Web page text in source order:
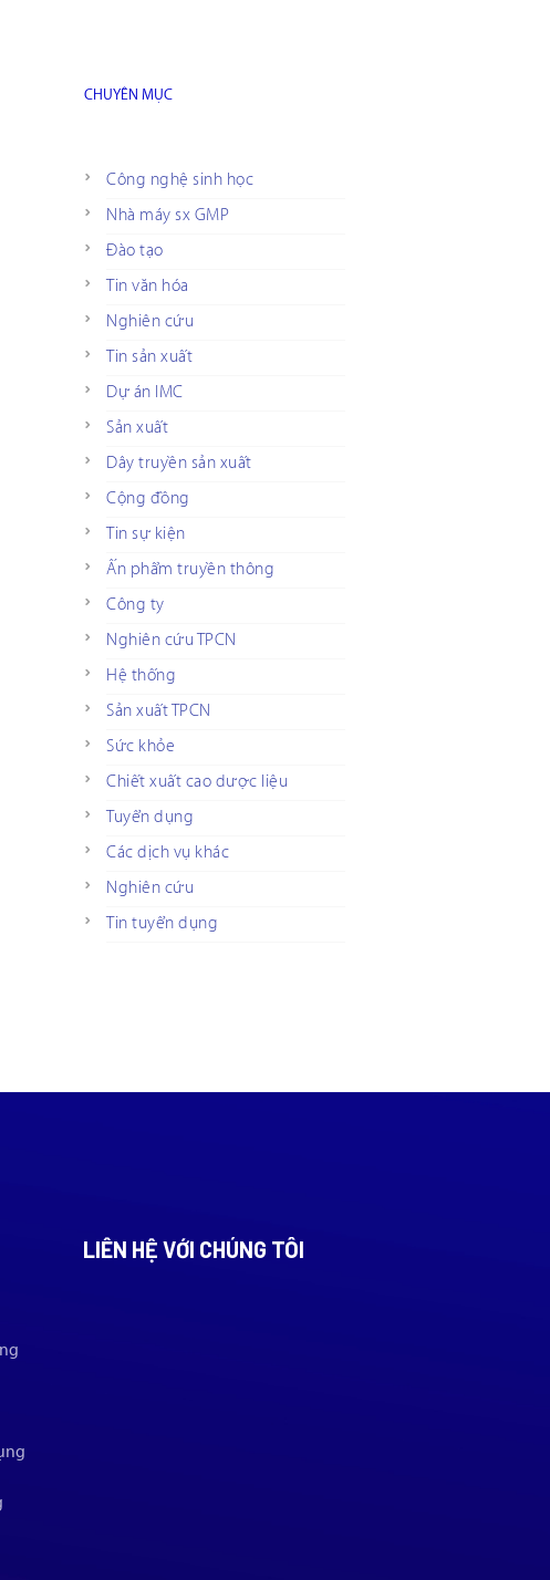
CHUYÊN MỤC
Công nghệ sinh học
Nhà máy sx GMP
Đào tạo
Tin văn hóa
Nghiên cứu
Tin sản xuất
Dự án IMC
Sản xuất
Dây truyền sản xuất
Cộng đồng
Tin sự kiện
Ấn phẩm truyền thông
Công ty
Nghiên cứu TPCN
Hệ thống
Sản xuất TPCN
Sức khỏe
Chiết xuất cao dược liệu
Tuyển dụng
Các dịch vụ khác
Nghiên cứu
Tin tuyển dụng
LIÊN HỆ VỚI CHÚNG TÔI